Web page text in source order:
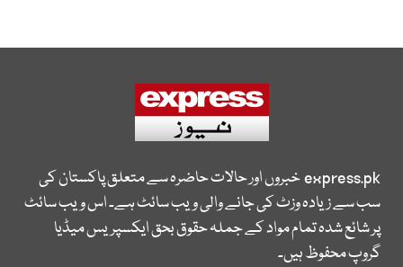
express.pkخبروں اور حالات حاضرہ سے متعلق پاکستان کی
سب سے زیادہ وزٹ کی جانے والی ویب سائٹ ہے۔ اس ویب سائٹ
پر شائع شدہ تمام مواد کے جملہ حقوق بحق ایکسپریس میڈیا
گروپ محفوظ ہیں۔